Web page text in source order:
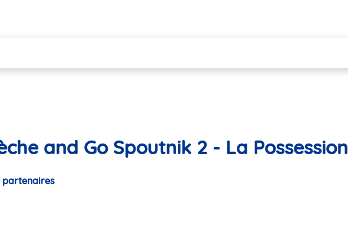
and Go Spoutnik 2 - La Possession
partenaires